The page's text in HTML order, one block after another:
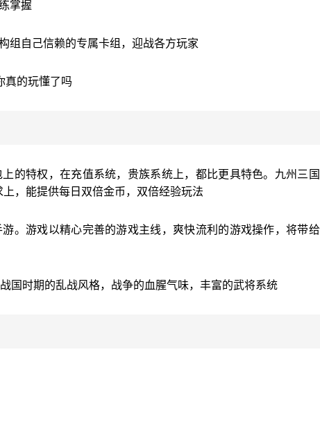
掌握
组自己信赖的专属卡组，迎战各方玩家
真的玩懂了吗
的特权，在充值系统，贵族系统上，都比更具特色。九州三
，能提供每日双倍金币，双倍经验玩法
。游戏以精心完善的游戏主线，爽快流利的游戏操作，将带
国时期的乱战风格，战争的血腥气味，丰富的武将系统